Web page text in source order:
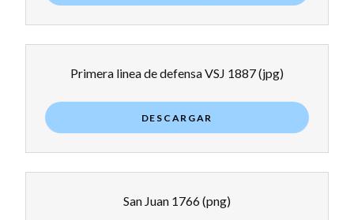
Primera linea de defensa VSJ 1887(jpg)
DESCARGAR
San Juan 1766(png)